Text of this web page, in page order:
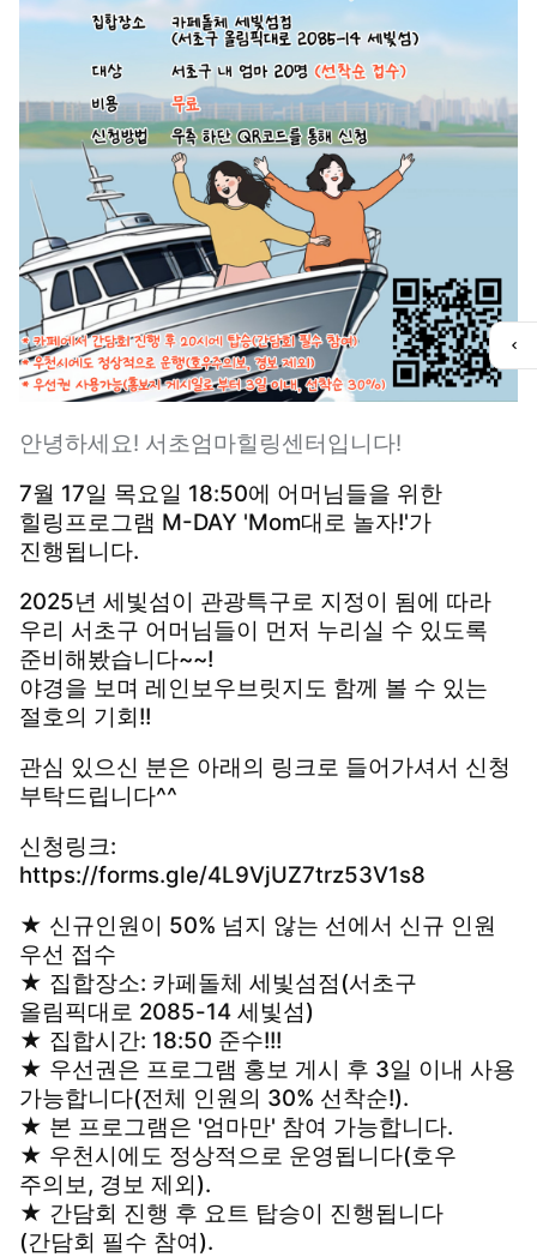
안녕하세요! 서초엄마힐링센터입니다!
7월 17일 목요일 18:50에 어머님들을 위한
힐링프로그램 M-DAY 'Mom대로 놀자!'가
진행됩니다.
2025년 세빛섬이 관광특구로 지정이 됨에 따라
우리 서초구 어머님들이 먼저 누리실 수 있도록
준비해봤습니다~~!
야경을 보며 레인보우브릿지도 함께 볼 수 있는
절호의 기회!!
관심 있으신 분은 아래의 링크로 들어가셔서 신청
부탁드립니다^^
신청링크:
https://forms.gle/4L9VjUZ7trz53V1s8
★ 신규인원이 50% 넘지 않는 선에서 신규 인원
우선 접수
★ 집합장소: 카페돌체 세빛섬점(서초구
올림픽대로 2085-14 세빛섬)
★ 집합시간: 18:50 준수!!!
★ 우선권은 프로그램 홍보 게시 후 3일 이내 사용
가능합니다(전체 인원의 30% 선착순!).
★ 본 프로그램은 '엄마만' 참여 가능합니다.
★ 우천시에도 정상적으로 운영됩니다(호우
주의보, 경보 제외).
★ 간담회 진행 후 요트 탑승이 진행됩니다
(간담회 필수 참여).
퀵
메
뉴